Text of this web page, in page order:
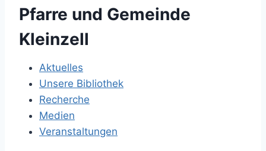
Pfarre und Gemeinde
Kleinzell
Aktuelles
Unsere Bibliothek
Recherche
Medien
Veranstaltungen